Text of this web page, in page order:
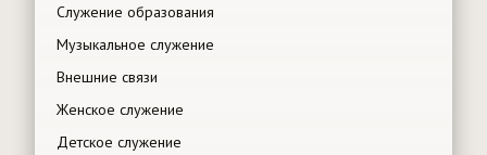
Служение образования
Музыкальное служение
Внешние связи
Женское служение
Детское служение